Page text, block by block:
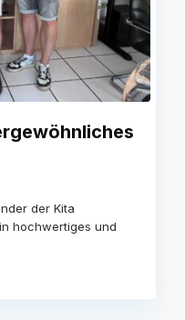
der Kita
hochwertiges und